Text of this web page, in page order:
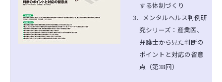
する体制づくり
3．メンタルヘルス判例研
究シリーズ：産業医、
弁護士から見た判断の
ポイントと対応の留意
点（第38回）